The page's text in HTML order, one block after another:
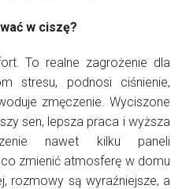
w ciszę?
To realne zagrożenie dla
stresu, podnosi ciśnienie,
zmęczenie. Wyciszone
sen, lepsza praca i wyższa
nawet kilku paneli
zmienić atmosferę w domu
rozmowy są wyraźniejsze, a